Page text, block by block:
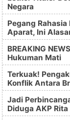
Negara
Pegang
Aparat, Ini
BREAKING
Hukuman Mati
Terkuak!
Konflik Antara
Jadi
Diduga AKP